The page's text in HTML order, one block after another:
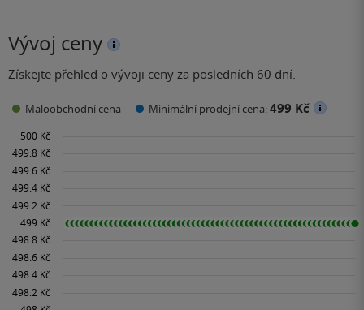
Vývoj ceny
Získejte přehled o vývoji ceny za posledních 60 dní.
Maloobchodní cena Minimální prodejní cena:499 Kč